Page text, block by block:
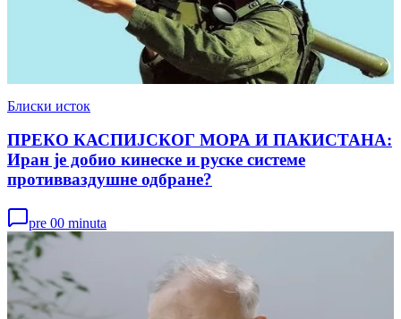
Блиски исток
ПРЕКО КАСПИЈСКОГ МОРА И ПАКИСТАНА:
Иран је добио кинеске и руске системе
противваздушне одбране?
pre 00 minuta